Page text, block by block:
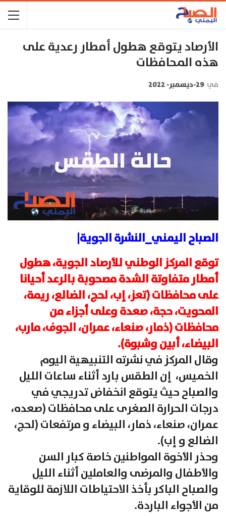
الأرصاد يتوقع هطول أمطار رعدية على
هذه المحافظات
في 29-ديسمبر- 2022
الصباح اليمني_النشرة الجوية|
توقع المركز الوطني للأرصاد الجوية، هطول
أمطار متفاوتة الشدة مصحوبة بالرعد أحيانا
على محافظات (تعز، إب، لحج، الضالع، ريمة،
المحويت، حجة، صعدة وعلى أجزاء من
محافظات (ذمار، صنعاء، عمران، الجوف، مارب،
البيضاء، أبين وشبوة).
وقال المركز في نشرته التنبيهية اليوم
الخميس، إن الطقس بارد أثناء ساعات الليل
والصباح حيث يتوقع انخفاض تدريجي في
درجات الحرارة الصغرى على محافظات (صعده،
عمران، صنعاء، ذمار، البيضاء و مرتفعات (لحج،
الضالع و إب).
وحذر الأخوة المواطنين خاصة كبار السن
والأطفال والمرضى والعاملين أثناء الليل
والصباح الباكر بأخذ الاحتياطات اللازمة للوقاية
من الأجواء الباردة.